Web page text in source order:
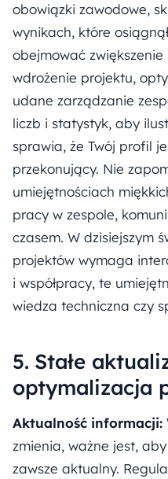
obowiązki zawodowe,
wynikach, które
obejmować
wdrożenie projektu,
udane zarządzanie
liczb i statystyk, aby
sprawia, że Twój profil
przekonujący. Nie
umiejętnościach
pracy w zespole,
czasem. W dzisiejszym
projektów wymaga
i współpracy, te
wiedza techniczna czy
5. Stałe
optymalizacja
Aktualność informacji:
zmienia, ważne jest,
zawsze aktualny.